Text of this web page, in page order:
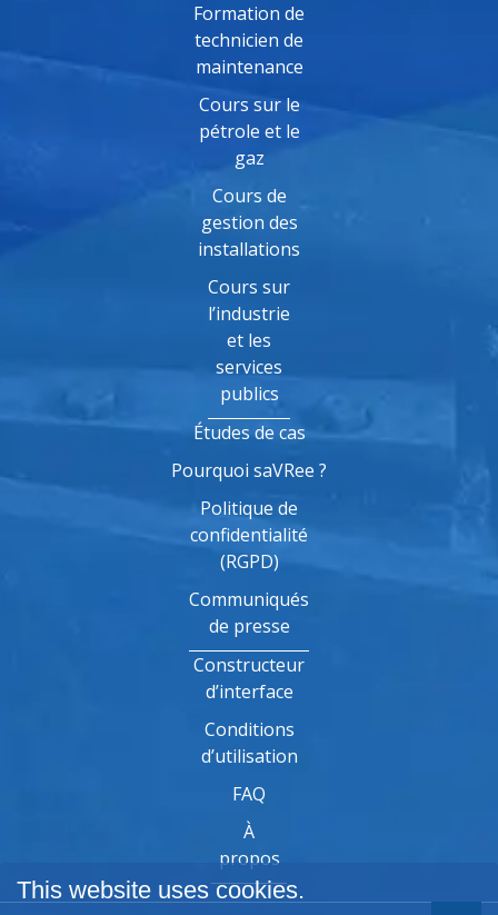
Formation de
technicien de
maintenance
Cours sur le
pétrole et le
gaz
Cours de
gestion des
installations
Cours sur
l’industrie
et les
services
publics
Études de cas
Pourquoi saVRee ?
Politique de
confidentialité
(RGPD)
Communiqués
de presse
Constructeur
d’interface
Conditions
d’utilisation
FAQ
À
propos
This website uses cookies.